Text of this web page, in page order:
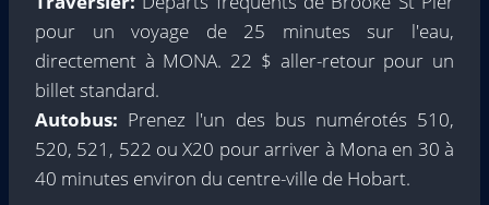
pour un voyage de 25 minutes sur l'eau,
directement à MONA. 22 $ ​​aller-retour pour un
billet standard.
Autobus: Prenez l'un des bus numérotés 510,
520, 521, 522 ou X20 pour arriver à Mona en 30 à
40 minutes environ du centre-ville de Hobart.